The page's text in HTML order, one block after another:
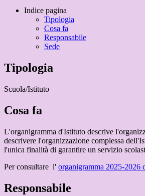
Indice pagina
Tipologia
Cosa fa
Responsabile
Sede
Tipologia
Scuola/Istituto
Cosa fa
L'organigramma d'Istituto descrive
descrivere l'organizzazione complessa
l'unica finalità di garantire un servizio
Per consultare l' organigramma 2025-2026
Responsabile